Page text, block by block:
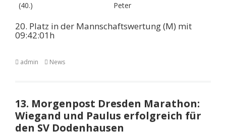
(40.)
Peter
20. Platz in der Mannschaftswertung (M) mit
09:42:01h
admin News
13. Morgenpost Dresden Marathon:
Wiegand und Paulus erfolgreich für
den SV Dodenhausen